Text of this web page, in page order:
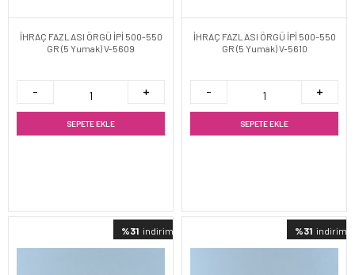
İHRAÇ FAZLASI ÖRGÜ İPİ 500-550
GR (5 Yumak) V-5609
SEPETE EKLE
İHRAÇ FAZLASI ÖRGÜ İPİ 500-550
GR (5 Yumak) V-5610
SEPETE EKLE
%31 indirimli %31 indirimli